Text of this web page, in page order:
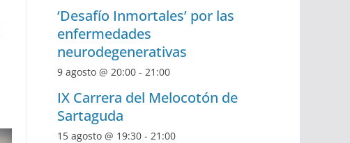
‘Desafío Inmortales’ por las
enfermedades
neurodegenerativas
9 agosto @ 20:00 - 21:00
IX Carrera del Melocotón de
Sartaguda
15 agosto @ 19:30 - 21:00